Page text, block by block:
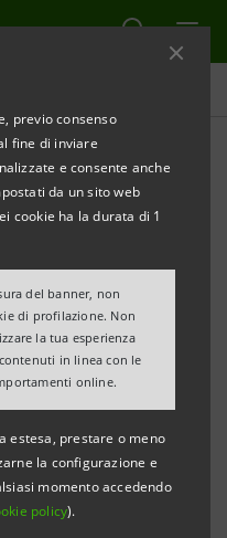
previo consenso
fine di inviare
e consente anche
da un sito web
cookie ha la durata di 1
del banner, non
di profilazione. Non
la tua esperienza
in linea con le
online.
estesa, prestare o meno
la configurazione e
momento accedendo
policy).
SPORTELLI A UN
in data odierna,
Delegato per
di 198 sportelli
disposto
e del Mercato
in data 20
da Banca
Credito Valtellinese e